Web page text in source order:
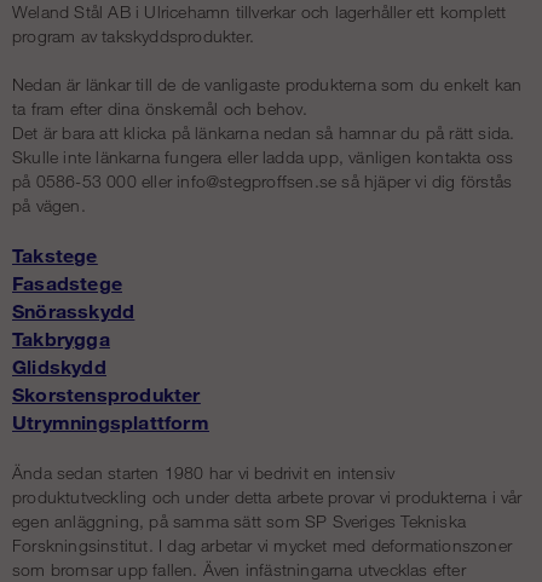
Weland Stål AB i Ulricehamn tillverkar och lagerhåller ett komplett
program av takskyddsprodukter.
Nedan är länkar till de de vanligaste produkterna som du enkelt kan
ta fram efter dina önskemål och behov.
Det är bara att klicka på länkarna nedan så hamnar du på rätt sida.
Skulle inte länkarna fungera eller ladda upp, vänligen kontakta oss
på 0586-53 000 eller info@stegproffsen.se så hjäper vi dig förstås
på vägen.
Takstege
Fasadstege
Snörasskydd
Takbrygga
Glidskydd
Skorstensprodukter
Utrymningsplattform
Ända sedan starten 1980 har vi bedrivit en intensiv
produktutveckling och under detta arbete provar vi produkterna i vår
egen anläggning, på samma sätt som SP Sveriges Tekniska
Forskningsinstitut. I dag arbetar vi mycket med deformationszoner
som bromsar upp fallen. Även infästningarna utvecklas efter